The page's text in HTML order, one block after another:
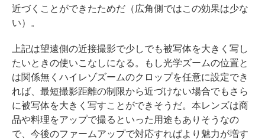
近づくことができたためだ（広角側ではこの効果は少な
い）。
上記は望遠側の近接撮影で少しでも被写体を大きく写し
たいときの使いこなしになる。もし光学ズームの位置と
は関係無くハイレゾズームのクロップを任意に設定でき
れば、最短撮影距離の制限から近づけない場合でもさら
に被写体を大きく写すことができそうだ。本レンズは商
品や料理をアップで撮るといった用途もありそうなの
で、今後のファームアップで対応すればより魅力が増す